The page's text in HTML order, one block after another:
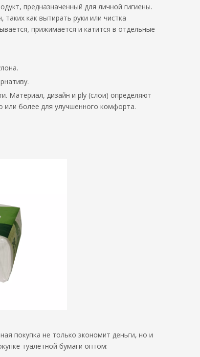
предназначенный для личной гигиены.
как вытирать руки или чистка
прижимается и катится в отдельные
Материал, дизайн и ply (слои) определяют
или более для улучшенного комфорта.
покупка не только экономит деньги, но и
туалетной бумаги оптом: